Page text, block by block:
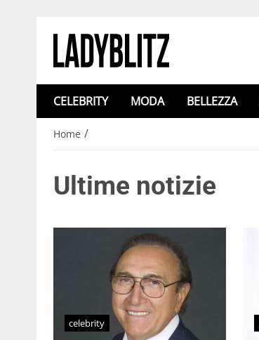
CELEBRITY MODA BELLEZZA
Home /
Ultime notizie
celebrity